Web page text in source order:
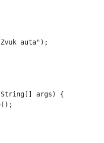
auta");
args) {